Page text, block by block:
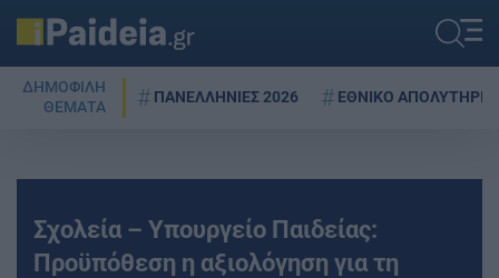
ΔΗΜΟΦΙΛΗ
ΘΕΜΑΤΑ
ΠΑΝΕΛΛΗΝΙΕΣ 2026 ΕΘΝΙΚΟ ΑΠΟΛΥΤΗΡΙΟ
Σχολεία – Υπουργείο Παιδείας:
Προϋπόθεση η αξιολόγηση για τη